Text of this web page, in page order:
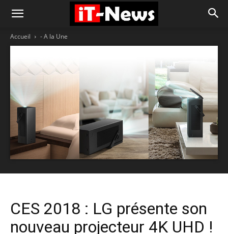
Accueil - A la Une
CES 2018 : LG présente son
nouveau projecteur 4K UHD !